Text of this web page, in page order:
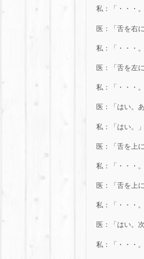
私：「・・・
医：「舌を右
私：「・・・
医：「舌を左
私：「・・・
医：「はい。
私：「はい。」
医：「舌を上
私：「・・・
医：「舌を上
私：「・・・
医：「はい。
私：「・・・